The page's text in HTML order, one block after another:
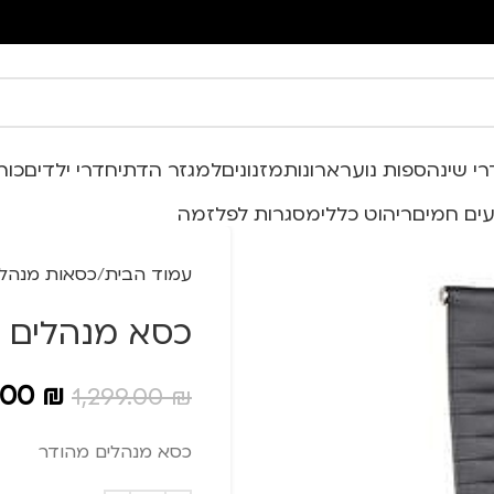
מערכות ישיבה מעור אמיתי
שינהספות נוערארונותמזנוניםלמגזר הדתיחדרי ילדים
חמיםריהוט כללימסגרות לפלזמה
עמוד הבית כסאות
כסא מנהלים
1,299.00₪
₪
כסא מנהלים מהודר